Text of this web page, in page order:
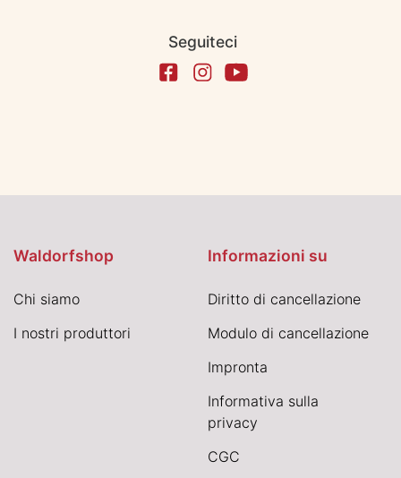
Seguiteci
Waldorfshop
Chi siamo
I nostri produttori
Informazioni su
Diritto di cancellazione
Modulo di cancellazione
Impronta
Informativa sulla
privacy
CGC